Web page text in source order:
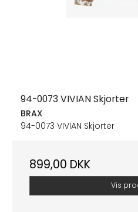
94-0073 VIVIAN Skjorter
BRAX
94-0073 VIVIAN Skjorter
899,00 DKK
Vis